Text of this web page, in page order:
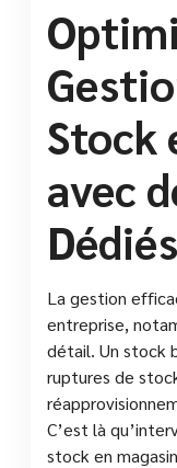
Stock
avec
Dédiés
La gestion
entreprise,
détail. Un stock
ruptures de
C’est là
stock en